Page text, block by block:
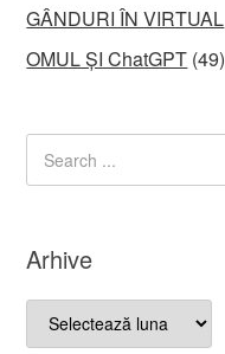
GÂNDURI ÎN VIRTUAL
OMUL ȘI ChatGPT (49)
Arhive
Arhive